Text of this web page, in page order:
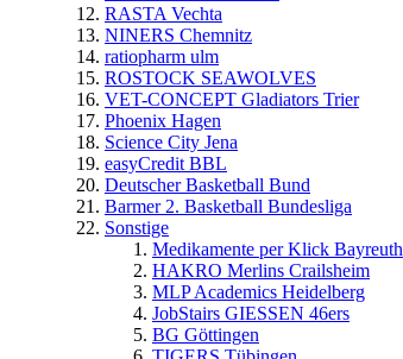
RASTA Vechta
NINERS Chemnitz
ratiopharm ulm
ROSTOCK SEAWOLVES
VET-CONCEPT Gladiators Trier
Phoenix Hagen
Science City Jena
easyCredit BBL
Deutscher Basketball Bund
Barmer 2. Basketball Bundesliga
Sonstige
Medikamente per Klick Bayreuth
HAKRO Merlins Crailsheim
MLP Academics Heidelberg
JobStairs GIESSEN 46ers
BG Göttingen